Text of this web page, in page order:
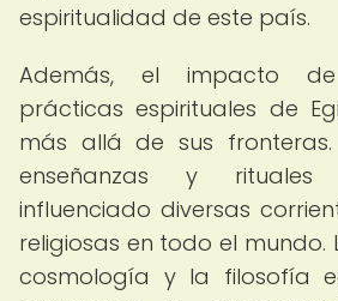
espiritualidad de este país.
Además, el impacto
prácticas espirituales de
más allá de sus
enseñanzas y rituales
influenciado diversas
religiosas en todo el mundo.
cosmología y la filosofía